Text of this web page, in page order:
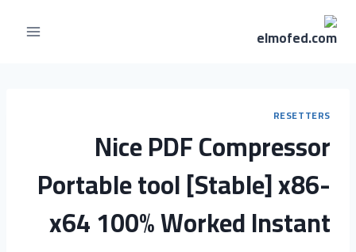
RESETTERS
Nice PDF Compressor
Portable tool [Stable] x86-
x64 100% Worked Instant